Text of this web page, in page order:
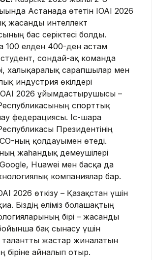
Астанада өтетін IOAI 2026
жасанды интеллект
бас серіктесі болды.
100 елден 400-ден астам
сондай-ақ команда
халықаралық сарапшылар мен
индустрия өкілдері
2026 ұйымдастырушысы –
спорттық
федерациясы. Іс-шара
Президентінің
ның қолдауымен өтеді.
жаһандық демеушілері
Huawei мен басқа да
компаниялар бар.
2026 өткізу – Қазақстан үшін
Біздің еліміз болашақтың
бірі – жасанды
бақ сынасу үшін
талантты жастар жиналатын
біріне айналып отыр.